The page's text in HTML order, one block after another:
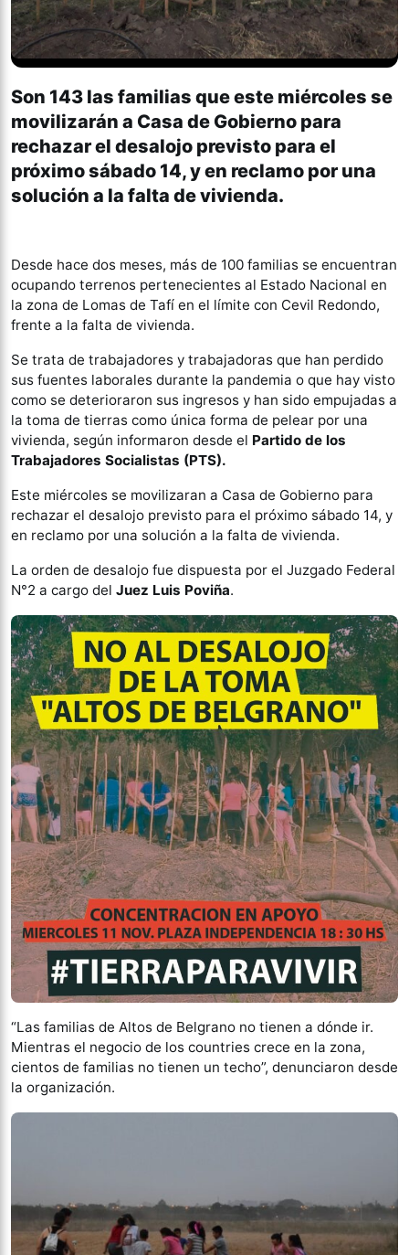
Son 143 las familias que este miércoles se
movilizarán a Casa de Gobierno para
rechazar el desalojo previsto para el
próximo sábado 14, y en reclamo por una
solución a la falta de vivienda.
Desde hace dos meses, más de 100 familias se encuentran
ocupando terrenos pertenecientes al Estado Nacional en
la zona de Lomas de Tafí en el límite con Cevil Redondo,
frente a la falta de vivienda.
Se trata de trabajadores y trabajadoras que han perdido
sus fuentes laborales durante la pandemia o que hay visto
como se deterioraron sus ingresos y han sido empujadas a
la toma de tierras como única forma de pelear por una
vivienda, según informaron desde el Partido de los
Trabajadores Socialistas (PTS).
Este miércoles se movilizaran a Casa de Gobierno para
rechazar el desalojo previsto para el próximo sábado 14, y
en reclamo por una solución a la falta de vivienda.
La orden de desalojo fue dispuesta por el Juzgado Federal
N°2 a cargo del Juez Luis Poviña.
“Las familias de Altos de Belgrano no tienen a dónde ir.
Mientras el negocio de los countries crece en la zona,
cientos de familias no tienen un techo”, denunciaron desde
la organización.